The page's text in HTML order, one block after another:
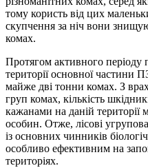
тому користь від цих
скупчення за ніч вони
комах.
Протягом активного періоду
території основної
майже дві тонни комах. З
груп комах, кількість
кажанами на даній
особин. Отже, лісові
із основних чинників
особливо ефективним на
територіях.